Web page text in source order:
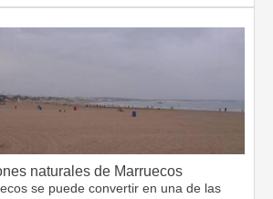
naturales de Marruecos
se puede convertir en una de las